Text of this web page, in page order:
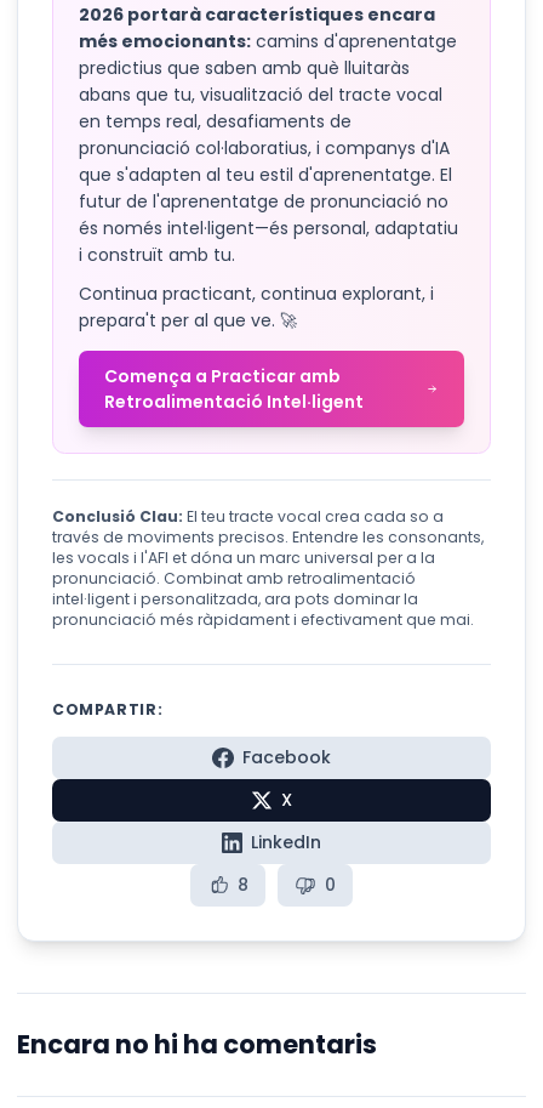
2026 portarà característiques encara
més emocionants: camins d'aprenentatge
predictius que saben amb què lluitaràs
abans que tu, visualització del tracte vocal
en temps real, desafiaments de
pronunciació col·laboratius, i companys d'IA
que s'adapten al teu estil d'aprenentatge. El
futur de l'aprenentatge de pronunciació no
és només intel·ligent—és personal, adaptatiu
i construït amb tu.
Continua practicant, continua explorant, i
prepara't per al que ve. 🚀
Comença a Practicar amb
Retroalimentació Intel·ligent
Conclusió Clau: El teu tracte vocal crea cada so a
través de moviments precisos. Entendre les consonants,
les vocals i l'AFI et dóna un marc universal per a la
pronunciació. Combinat amb retroalimentació
intel·ligent i personalitzada, ara pots dominar la
pronunciació més ràpidament i efectivament que mai.
COMPARTIR:
Facebook
X
LinkedIn
8
0
Encara no hi ha comentaris